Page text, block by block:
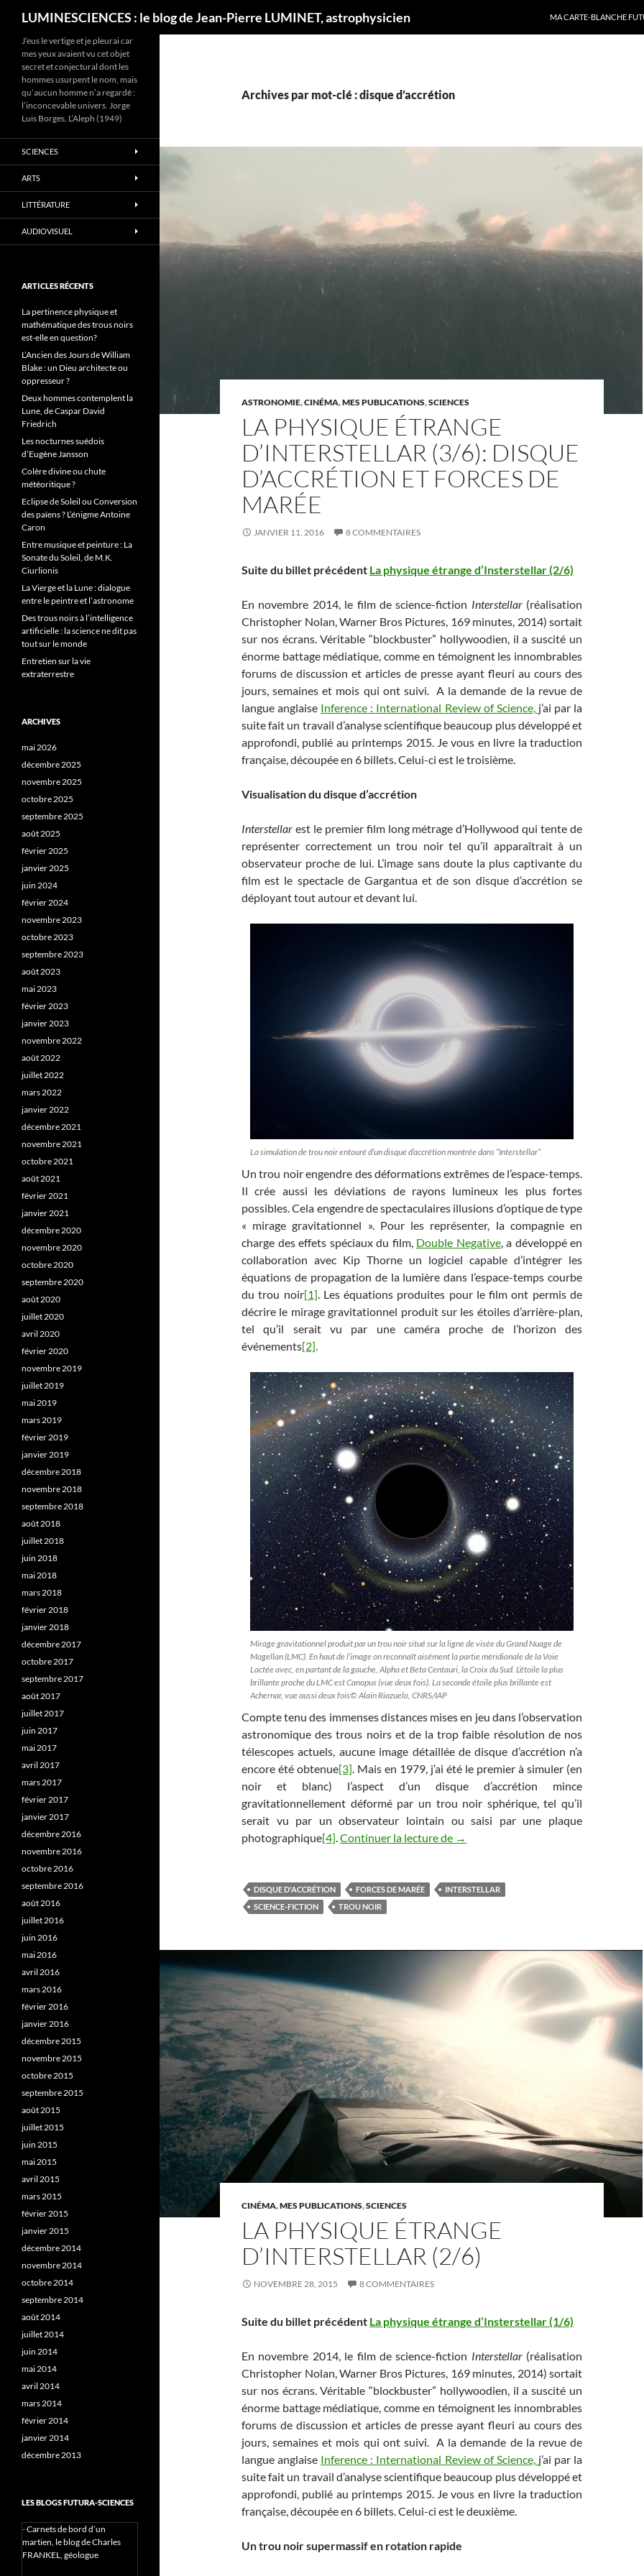
LUMINESCIENCES : le blog de Jean-Pierre LUMINET, astrophysicien
MA CARTE-BLANCHE
Archives par mot-clé : disque d’accrétion
ASTRONOMIE,CINÉMA,MES PUBLICATIONS,SCIENCES
LA PHYSIQUE ÉTRANGE
D’INTERSTELLAR (3/6): DISQUE
D’ACCRÉTION ET FORCES DE
MARÉE
JANVIER 11, 2016 8 COMMENTAIRES
Suite du billet précédent La physique étrange d’Insterstellar (2/6)
En novembre 2014, le film de science-fiction Interstellar(réalisation
Christopher Nolan, Warner Bros Pictures, 169 minutes, 2014) sortait
sur nos écrans. Véritable “blockbuster” hollywoodien, il a suscité un
énorme battage médiatique, comme en témoignent les innombrables
forums de discussion et articles de presse ayant fleuri au cours des
jours, semaines et mois qui ont suivi. A la demande de la revue de
langue anglaise Inference : International Review of Science, j’ai par la
suite fait un travail d’analyse scientifique beaucoup plus développé et
approfondi, publié au printemps 2015. Je vous en livre la traduction
française, découpée en 6 billets. Celui-ci est le troisième.
Visualisation du disque d’accrétion
Interstellar est le premier film long métrage d’Hollywood qui tente de
représenter correctement un trou noir tel qu’il apparaîtrait à un
observateur proche de lui. L’image sans doute la plus captivante du
film est le spectacle de Gargantua et de son disque d’accrétion se
déployant tout autour et devant lui.
La simulation de trou noir entouré d’un disque d’accrétion montrée dans “Interstellar”
Un trou noir engendre des déformations extrêmes de l’espace-temps.
Il crée aussi les déviations de rayons lumineux les plus fortes
possibles. Cela engendre de spectaculaires illusions d’optique de type
« mirage gravitationnel ». Pour les représenter, la compagnie en
charge des effets spéciaux du film, Double Negative, a développé en
collaboration avec Kip Thorne un logiciel capable d’intégrer les
équations de propagation de la lumière dans l’espace-temps courbe
du trou noir[1]. Les équations produites pour le film ont permis de
décrire le mirage gravitationnel produit sur les étoiles d’arrière-plan,
tel qu’il serait vu par une caméra proche de l’horizon des
événements[2].
Mirage gravitationnel produit par un trou noir situé sur la ligne de visée du Grand Nuage de
Magellan (LMC). En haut de l’image on reconnaît aisément la partie méridionale de la Voie
Lactée avec, en partant de la gauche, Alpha et Beta Centauri, la Croix du Sud. L’étoile la plus
brillante proche du LMC est Canopus (vue deux fois). La seconde étoile plus brillante est
Achernar, vue aussi deux fois© Alain Riazuelo, CNRS/IAP
Compte tenu des immenses distances mises en jeu dans l’observation
astronomique des trous noirs et de la trop faible résolution de nos
télescopes actuels, aucune image détaillée de disque d’accrétion n’a
encore été obtenue[3]. Mais en 1979, j’ai été le premier à simuler (en
noir et blanc) l’aspect d’un disque d’accrétion mince
gravitationnellement déformé par un trou noir sphérique, tel qu’il
serait vu par un observateur lointain ou saisi par une plaque
photographique[4].Continuer la lecture de La physique étrange d’Interstellar (3/
→
DISQUE D'ACCRÉTION FORCES DE MARÉE
INTERSTELLAR
SCIENCE-FICTION
TROU NOIR
CINÉMA,MES PUBLICATIONS,SCIENCES
LA PHYSIQUE ÉTRANGE
D’INTERSTELLAR (2/6)
NOVEMBRE 28, 2015 8 COMMENTAIRES
Suite du billet précédent La physique étrange d’Insterstellar (1/6)
En novembre 2014, le film de science-fiction Interstellar(réalisation
Christopher Nolan, Warner Bros Pictures, 169 minutes, 2014) sortait
sur nos écrans. Véritable “blockbuster” hollywoodien, il a suscité un
énorme battage médiatique, comme en témoignent les innombrables
forums de discussion et articles de presse ayant fleuri au cours des
jours, semaines et mois qui ont suivi. A la demande de la revue de
langue anglaise Inference : International Review of Science, j’ai par la
suite fait un travail d’analyse scientifique beaucoup plus développé et
approfondi, publié au printemps 2015. Je vous en livre la traduction
française, découpée en 6 billets. Celui-ci est le deuxième.
Un trou noir supermassif en rotation rapide
J’eus le vertige et je pleurai car
mes yeux avaient vu cet objet
secret et conjectural dont les
hommes usurpent le nom, mais
qu’aucun homme n’a regardé :
l’inconcevable univers. Jorge
Luis Borges, L’Aleph (1949)
SCIENCES
ARTS
LITTÉRATURE
AUDIOVISUEL
ARTICLES RÉCENTS
La pertinence physique et
mathématique des trous noirs
est-elle en question?
L’Ancien des Jours de William
Blake : un Dieu architecte ou
oppresseur ?
Deux hommes contemplent la
Lune, de Caspar David
Friedrich
Les nocturnes suédois
d’Eugène Jansson
Colère divine ou chute
météoritique ?
Eclipse de Soleil ou Conversion
des païens ? L’énigme Antoine
Caron
Entre musique et peinture : La
Sonate du Soleil, de M.K.
Ciurlionis
La Vierge et la Lune : dialogue
entre le peintre et l’astronome
Des trous noirs à l’intelligence
artificielle : la science ne dit pas
tout sur le monde
Entretien sur la vie
extraterrestre
ARCHIVES
mai 2026
décembre 2025
novembre 2025
octobre 2025
septembre 2025
août 2025
février 2025
janvier 2025
juin 2024
février 2024
novembre 2023
octobre 2023
septembre 2023
août 2023
mai 2023
février 2023
janvier 2023
novembre 2022
août 2022
juillet 2022
mars 2022
janvier 2022
décembre 2021
novembre 2021
octobre 2021
août 2021
février 2021
janvier 2021
décembre 2020
novembre 2020
octobre 2020
septembre 2020
août 2020
juillet 2020
avril 2020
février 2020
novembre 2019
juillet 2019
mai 2019
mars 2019
février 2019
janvier 2019
décembre 2018
novembre 2018
septembre 2018
août 2018
juillet 2018
juin 2018
mai 2018
mars 2018
février 2018
janvier 2018
décembre 2017
octobre 2017
septembre 2017
août 2017
juillet 2017
juin 2017
mai 2017
avril 2017
mars 2017
février 2017
janvier 2017
décembre 2016
novembre 2016
octobre 2016
septembre 2016
août 2016
juillet 2016
juin 2016
mai 2016
avril 2016
mars 2016
février 2016
janvier 2016
décembre 2015
novembre 2015
octobre 2015
septembre 2015
août 2015
juillet 2015
juin 2015
mai 2015
avril 2015
mars 2015
février 2015
janvier 2015
décembre 2014
novembre 2014
octobre 2014
septembre 2014
août 2014
juillet 2014
juin 2014
mai 2014
avril 2014
mars 2014
février 2014
janvier 2014
décembre 2013
LES BLOGS FUTURA-SCIENCES
-Carnets de bord d’un
martien, le blog de Charles
FRANKEL, géologue